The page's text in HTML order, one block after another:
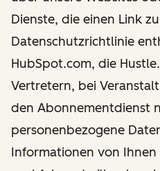
Dienste, die einen Link
Datenschutzrichtlinie
HubSpot.com, die
Vertretern, bei
den Abonnementdienst
personenbezogene
Informationen von Ihnen